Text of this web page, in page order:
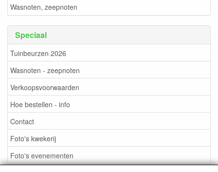
Wasnoten, zeepnoten
Speciaal
Tuinbeurzen 2026
Wasnoten - zeepnoten
Verkoopsvoorwaarden
Hoe bestellen - info
Contact
Foto's kwekerij
Foto's evenementen